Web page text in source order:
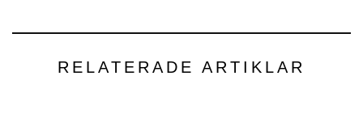
RELATERADE ARTIKLAR